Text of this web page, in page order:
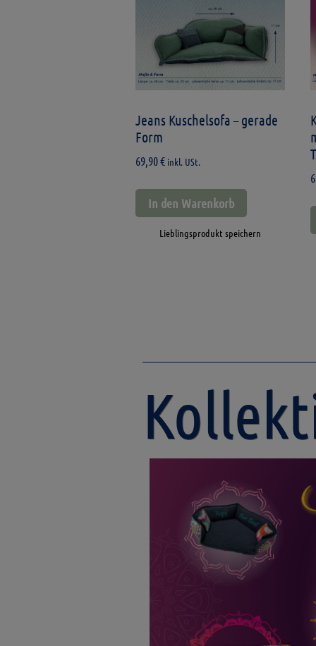
Jeans Kuschelsofa – gerade
Form
69,90€ inkl. USt.
In den Warenkorb
Lieblingsprodukt speichern